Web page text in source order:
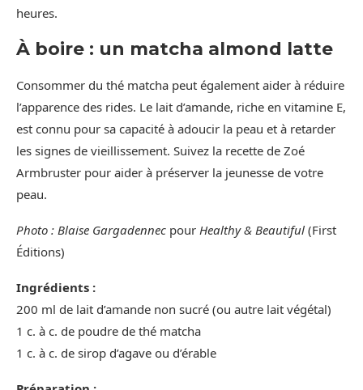
heures.
À boire : un matcha almond latte
Consommer du thé matcha peut également aider à réduire
l’apparence des rides. Le lait d’amande, riche en vitamine E,
est connu pour sa capacité à adoucir la peau et à retarder
les signes de vieillissement. Suivez la recette de Zoé
Armbruster pour aider à préserver la jeunesse de votre
peau.
Photo : Blaise Gargadennec pour Healthy & Beautiful (First
Éditions)
Ingrédients :
200 ml de lait d’amande non sucré (ou autre lait végétal)
1 c. à c. de poudre de thé matcha
1 c. à c. de sirop d’agave ou d’érable